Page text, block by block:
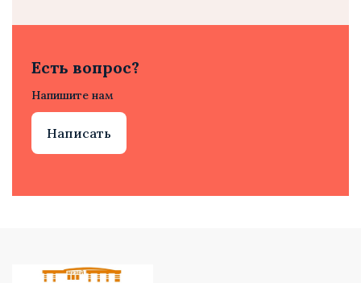
Есть вопрос?
Напишите нам
Написать